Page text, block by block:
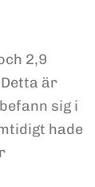
2,9
är
sig i
hade